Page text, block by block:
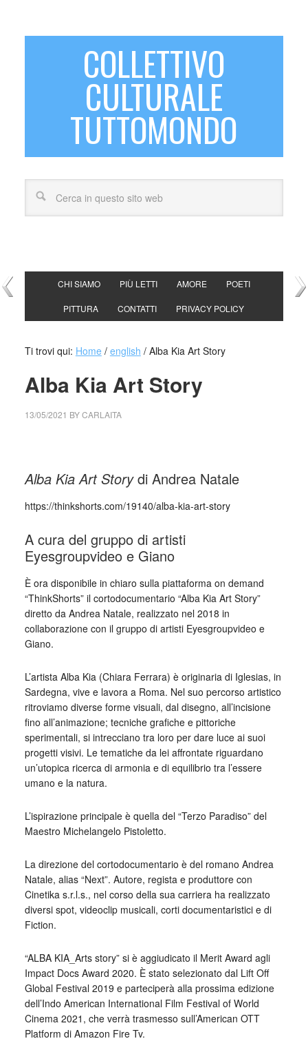
COLLETTIVO
CULTURALE
TUTTOMONDO
CHI SIAMO PIÙ LETTI AMORE POETI
PITTURA CONTATTI PRIVACY POLICY
Ti trovi qui: Home / english /Alba Kia Art Story
Alba Kia Art Story
13/05/2021 BYCARLAITA
Alba Kia Art Storydi Andrea Natale
https://thinkshorts.com/19140/alba-kia-art-story
A cura del gruppo di artisti
Eyesgroupvideo e Giano
È ora disponibile in chiaro sulla piattaforma on demand
“ThinkShorts” il cortodocumentario “Alba Kia Art Story”
diretto da Andrea Natale, realizzato nel 2018 in
collaborazione con il gruppo di artisti Eyesgroupvideo e
Giano.
L’artista Alba Kia (Chiara Ferrara) è originaria di Iglesias, in
Sardegna, vive e lavora a Roma. Nel suo percorso artistico
ritroviamo diverse forme visuali, dal disegno, all’incisione
fino all’animazione; tecniche grafiche e pittoriche
sperimentali, si intrecciano tra loro per dare luce ai suoi
progetti visivi. Le tematiche da lei affrontate riguardano
un’utopica ricerca di armonia e di equilibrio tra l’essere
umano e la natura.
L’ispirazione principale è quella del “Terzo Paradiso” del
Maestro Michelangelo Pistoletto.
La direzione del cortodocumentario è del romano Andrea
Natale, alias “Next”. Autore, regista e produttore con
Cinetika s.r.l.s., nel corso della sua carriera ha realizzato
diversi spot, videoclip musicali, corti documentaristici e di
Fiction.
“ALBA KIA_Arts story” si è aggiudicato il Merit Award agli
Impact Docs Award 2020. È stato selezionato dal Lift Off
Global Festival 2019 e parteciperà alla prossima edizione
dell’Indo American International Film Festival of World
Cinema 2021, che verrà trasmesso sull’American OTT
Platform di Amazon Fire Tv.